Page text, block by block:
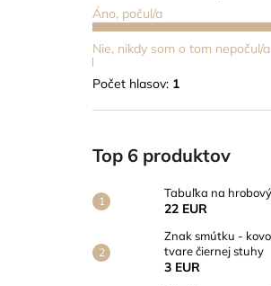
Áno, počul/a
Nie, nikdy som o tom nepočul/a
Počet hlasov: 1
Top 6 produktov
Tabuľka na
22 EUR
Znak smútku -
tvare čiernej stuhy
3 EUR